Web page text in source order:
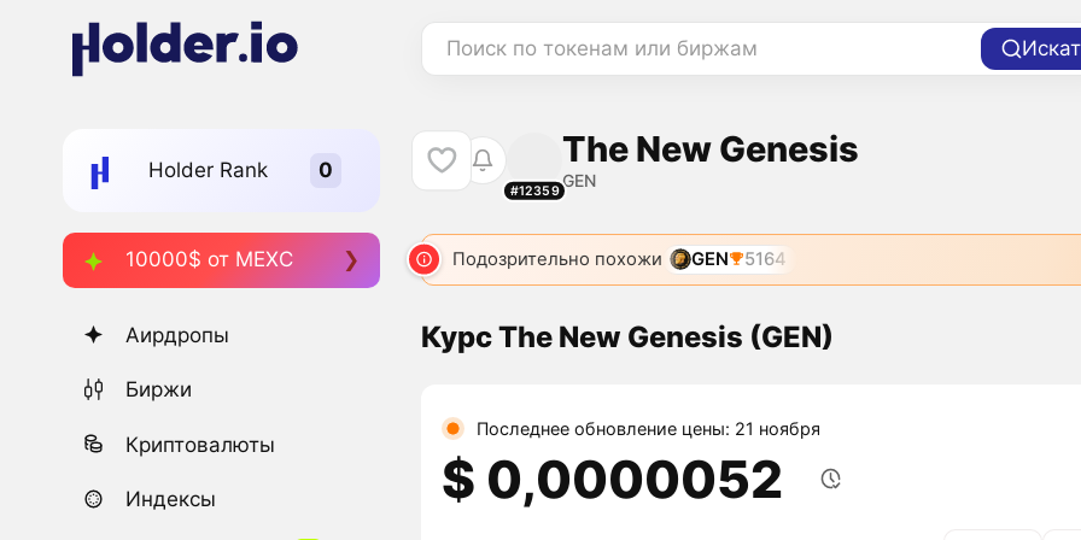
Поиск по токенам или биржам
Holder Rank
10000$ от MEXC
Аирдропы
Биржи
Криптовалюты
Индексы
#12359
The New Genesis
GEN
Подозрительно похожи GEN 5164
Курс The New Genesis (GEN)
Последнее обновление цены: 21 ноября
$ 0,0000052